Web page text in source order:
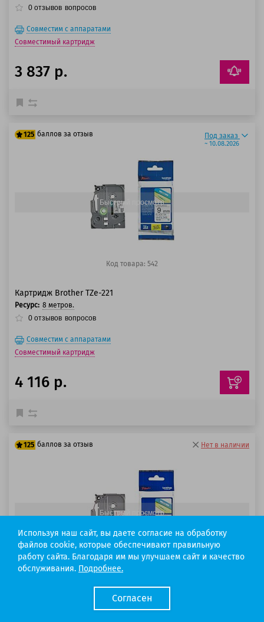
0 отзывов вопросов
Совместим с аппаратами
Совместимый картридж
3 837 р.
125 баллов за отзыв Под заказ
~ 10.08.2026
Быстрый просмотр
Код товара: 542
Картридж Brother TZe-221
Ресурс: 8 метров.
0 отзывов вопросов
Совместим с аппаратами
Совместимый картридж
4 116 р.
125 баллов за отзыв Нет в наличии
Быстрый просмотр
Код товара: 365
Картридж Brother TZe-222
Используя наш сайт, вы даете согласие на обработку
файлов cookie, которые обеспечивают правильную
работу сайта. Благодаря им мы улучшаем сайт и качество
обслуживания. Подробнее.
Согласен